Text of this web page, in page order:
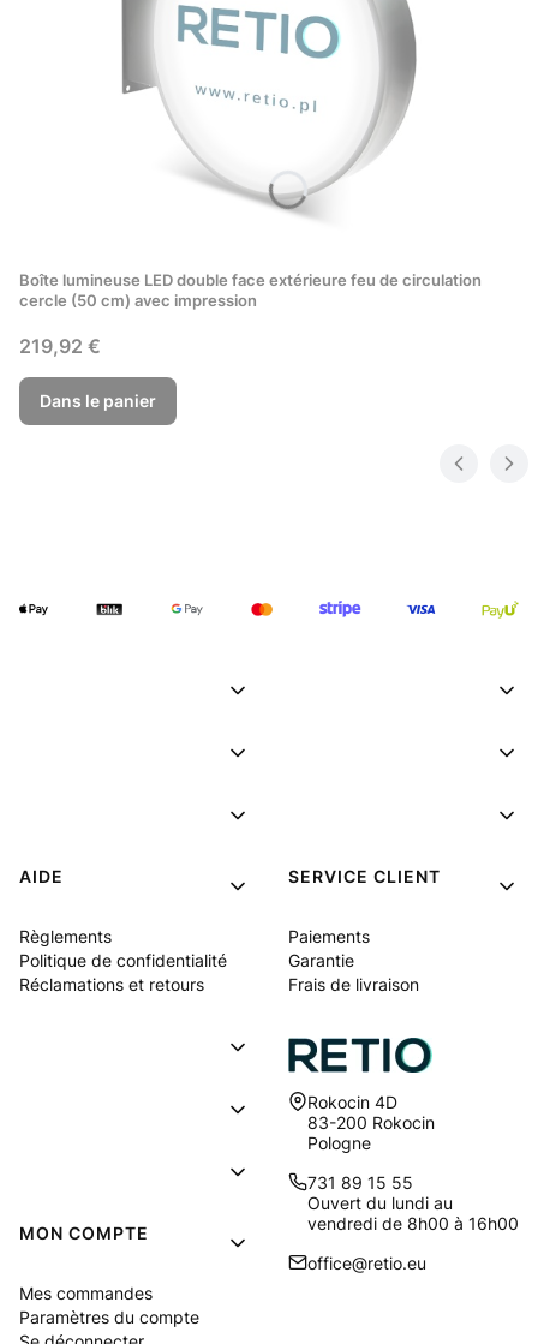
Boîte lumineuse LED double face extérieure feu de circulation
cercle (50 cm) avec impression
Prix
219,92 €
Dans le panier
AIDE
Règlements
Politique de confidentialité
Réclamations et retours
SERVICE CLIENT
Paiements
Garantie
Frais de livraison
MON COMPTE
Mes commandes
Paramètres du compte
Adresse:
Rokocin 4D
83-200 Rokocin
Pologne
731 89 15 55
Ouvert du lundi au
vendredi de 8h00 à 16h00
office@retio.eu